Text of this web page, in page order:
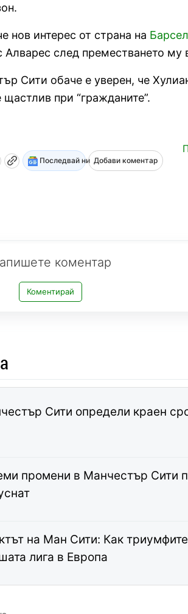
нов интерес от страна на
след преместването му
Сити обаче е уверен, че
при “гражданите”.
Последвай ни Добави коментар
коментар
Коментирай
Сити определи краен
промени в Манчестър Сити
на Ман Сити: Как
лига в Европа